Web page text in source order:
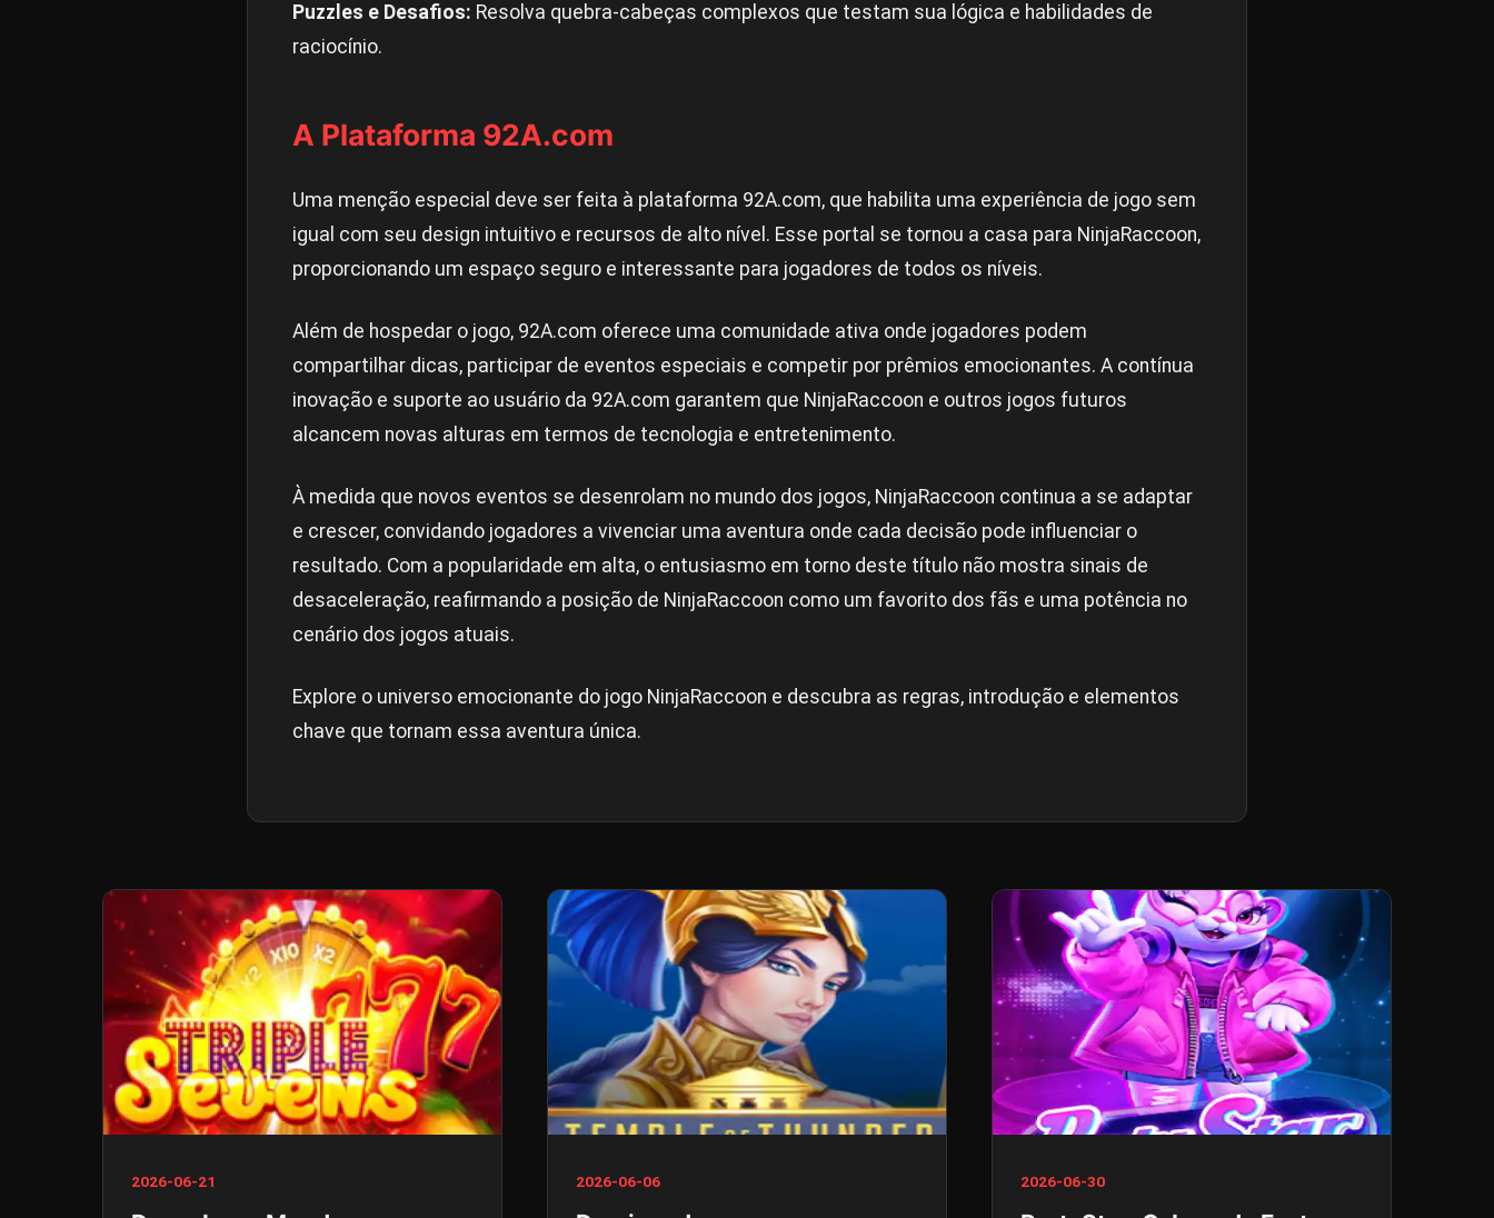
Puzzles e Desafios: Resolva quebra-cabeças complexos que testam sua lógica e habilidades de
raciocínio.
A Plataforma 92A.com
Uma menção especial deve ser feita à plataforma 92A.com, que habilita uma experiência de jogo sem
igual com seu design intuitivo e recursos de alto nível. Esse portal se tornou a casa para NinjaRaccoon,
proporcionando um espaço seguro e interessante para jogadores de todos os níveis.
Além de hospedar o jogo, 92A.com oferece uma comunidade ativa onde jogadores podem
compartilhar dicas, participar de eventos especiais e competir por prêmios emocionantes. A contínua
inovação e suporte ao usuário da 92A.com garantem que NinjaRaccoon e outros jogos futuros
alcancem novas alturas em termos de tecnologia e entretenimento.
À medida que novos eventos se desenrolam no mundo dos jogos, NinjaRaccoon continua a se adaptar
e crescer, convidando jogadores a vivenciar uma aventura onde cada decisão pode influenciar o
resultado. Com a popularidade em alta, o entusiasmo em torno deste título não mostra sinais de
desaceleração, reafirmando a posição de NinjaRaccoon como um favorito dos fãs e uma potência no
cenário dos jogos atuais.
Explore o universo emocionante do jogo NinjaRaccoon e descubra as regras, introdução e elementos
chave que tornam essa aventura única.
2026-06-21 2026-06-06 2026-06-30